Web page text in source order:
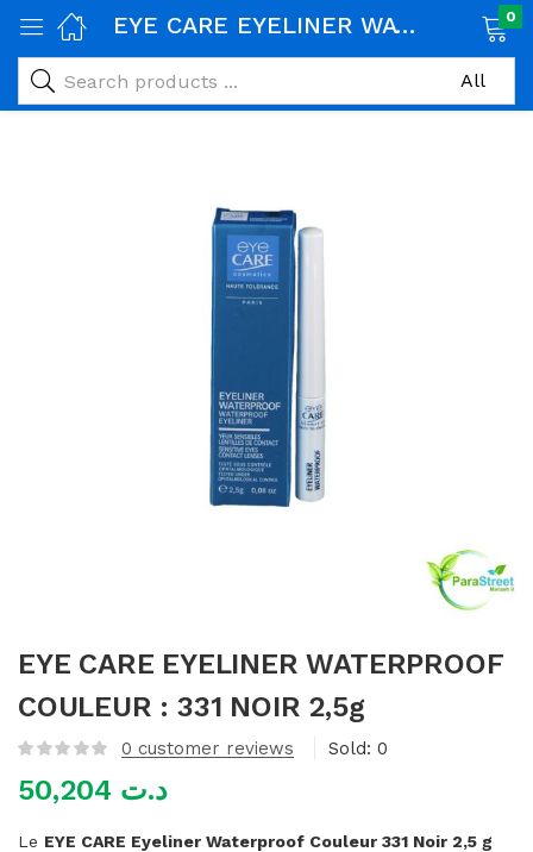
alimentaires)
EYE CARE EYELINER WATERPROOF COULEUR : 331 NOIR 2,5g 0
EYE CARE EYELINER WATERPROOF
COULEUR : 331 NOIR 2,5g
0 customer reviews Sold: 0
د.ت
Le EYE CARE Eyeliner Waterproof Couleur 331 Noir 2,5 g